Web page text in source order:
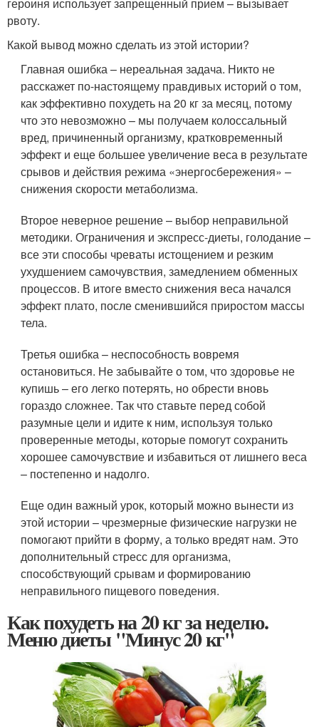
рвоту.
Какой вывод можно сделать из этой истории?
Главная ошибка – нереальная задача. Никто не
расскажет по-настоящему правдивых историй о том,
как эффективно похудеть на 20 кг за месяц, потому
что это невозможно – мы получаем колоссальный
вред, причиненный организму, кратковременный
эффект и еще большее увеличение веса в результате
срывов и действия режима «энергосбережения» –
снижения скорости метаболизма.
Второе неверное решение – выбор неправильной
методики. Ограничения и экспресс-диеты, голодание –
все эти способы чреваты истощением и резким
ухудшением самочувствия, замедлением обменных
процессов. В итоге вместо снижения веса начался
эффект плато, после сменившийся приростом массы
тела.
Третья ошибка – неспособность вовремя
остановиться. Не забывайте о том, что здоровье не
купишь – его легко потерять, но обрести вновь
гораздо сложнее. Так что ставьте перед собой
разумные цели и идите к ним, используя только
проверенные методы, которые помогут сохранить
хорошее самочувствие и избавиться от лишнего веса
– постепенно и надолго.
Еще один важный урок, который можно вынести из
этой истории – чрезмерные физические нагрузки не
помогают прийти в форму, а только вредят нам. Это
дополнительный стресс для организма,
способствующий срывам и формированию
неправильного пищевого поведения.
Как похудеть на 20 кг за неделю.
Меню диеты "Минус 20 кг"